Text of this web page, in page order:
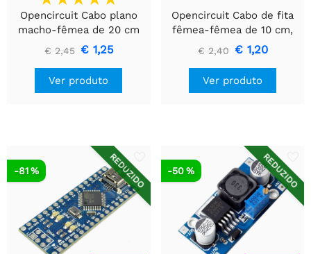
Opencircuit Cabo plano
macho-fêmea de 20 cm
40 peças
€ 2,45 € 1,25
Ver produto
Opencircuit Cabo de fita
fêmea-fêmea de 10 cm,
40 peças
€ 2,40 € 1,20
Ver produto
REDUZIDO
-81 % REDUZIDO
-50 %